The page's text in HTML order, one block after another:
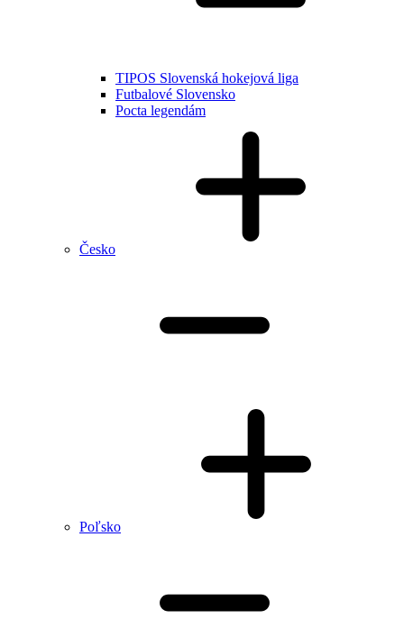
TIPOS Slovenská hokejová liga
Futbalové Slovensko
Pocta legendám
Česko
Poľsko